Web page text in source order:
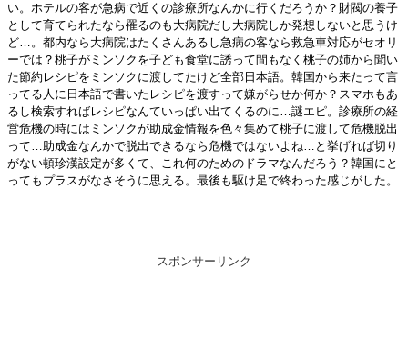
い。ホテルの客が急病で近くの診療所なんかに行くだろうか？財閥の養子
として育てられたなら罹るのも大病院だし大病院しか発想しないと思うけ
ど…。都内なら大病院はたくさんあるし急病の客なら救急車対応がセオリ
ーでは？桃子がミンソクを子ども食堂に誘って間もなく桃子の姉から聞い
た節約レシピをミンソクに渡してたけど全部日本語。韓国から来たって言
ってる人に日本語で書いたレシピを渡すって嫌がらせか何か？スマホもあ
るし検索すればレシピなんていっぱい出てくるのに…謎エピ。診療所の経
営危機の時にはミンソクが助成金情報を色々集めて桃子に渡して危機脱出
って…助成金なんかで脱出できるなら危機ではないよね…と挙げれば切り
がない頓珍漢設定が多くて、これ何のためのドラマなんだろう？韓国にと
ってもプラスがなさそうに思える。最後も駆け足で終わった感じがした。
スポンサーリンク